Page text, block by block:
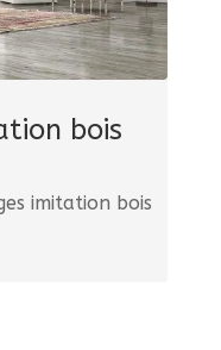
bois
imitation bois